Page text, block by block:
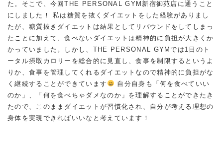
た。そこで、今回THE PERSONAL GYM新宿御苑店に通うこと
にしました！ 私は糖質を抜くダイエットをした経験がありまし
たが、糖質抜きダイエットは結果としてリバウンドをしてしまっ
たことに加えて、食べないダイエットは精神的に負担が大きくか
かっていました。しかし、THE PERSONAL GYMでは1日のト
ータル摂取カロリーを総合的に見直し、食事を制限するというよ
りか、食事を管理してくれるダイエットなので精神的に負担がな
く継続することができています
自分自身も「何を食べていい
のか」、「何を食べちゃダメなのか」を理解することができたき
たので、このままダイエットが習慣化され、自分が考える理想の
身体を実現できればいいなと考えています！